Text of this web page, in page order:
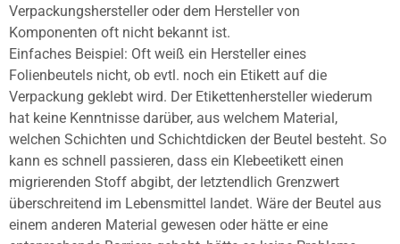
Verpackungshersteller oder dem Hersteller von
Komponenten oft nicht bekannt ist.
Einfaches Beispiel: Oft weiß ein Hersteller eines
Folienbeutels nicht, ob evtl. noch ein Etikett auf die
Verpackung geklebt wird. Der Etikettenhersteller wiederum
hat keine Kenntnisse darüber, aus welchem Material,
welchen Schichten und Schichtdicken der Beutel besteht. So
kann es schnell passieren, dass ein Klebeetikett einen
migrierenden Stoff abgibt, der letztendlich Grenzwert
überschreitend im Lebensmittel landet. Wäre der Beutel aus
einem anderen Material gewesen oder hätte er eine